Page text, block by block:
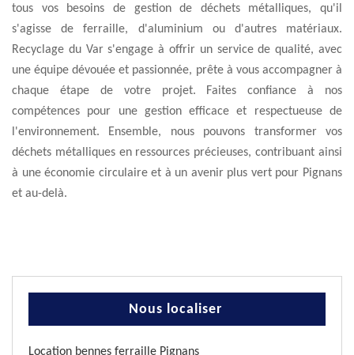
tous vos besoins de gestion de déchets métalliques, qu'il
s'agisse de ferraille, d'aluminium ou d'autres matériaux.
Recyclage du Var s'engage à offrir un service de qualité, avec
une équipe dévouée et passionnée, prête à vous accompagner à
chaque étape de votre projet. Faites confiance à nos
compétences pour une gestion efficace et respectueuse de
l'environnement. Ensemble, nous pouvons transformer vos
déchets métalliques en ressources précieuses, contribuant ainsi
à une économie circulaire et à un avenir plus vert pour Pignans
et au-delà.
Nous localiser
Location bennes ferraille Pignans